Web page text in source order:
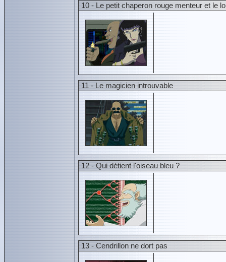
10 - Le petit chaperon rouge menteur et le
11 - Le magicien introuvable
12 - Qui détient l'oiseau bleu ?
13 - Cendrillon ne dort pas